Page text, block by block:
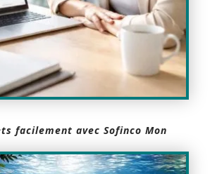
facilement avec Sofinco Mon